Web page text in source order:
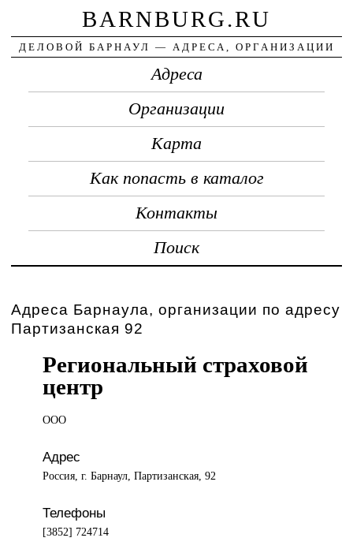
BARNBURG.RU
ДЕЛОВОЙ БАРНАУЛ — АДРЕСА, ОРГАНИЗАЦИИ
Адреса
Организации
Карта
Как попасть в каталог
Контакты
Поиск
Адреса Барнаула, организации по адресу
Партизанская 92
Региональный страховой
центр
ООО
Адрес
Россия, г. Барнаул, Партизанская, 92
Телефоны
[3852] 724714